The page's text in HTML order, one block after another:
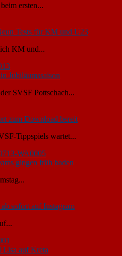
ersten...
Tests für KM und U23
KM und...
Jubiläumssaison
SVSF Pottschach...
zum Download bereit
Tippspiels wartet...
gingen früh baden
sofort auf Instagram
Lisa auf Kreta